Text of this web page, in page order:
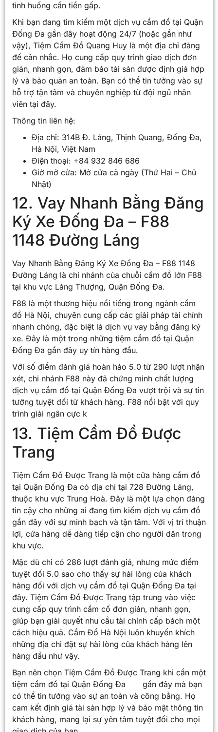
tình huống cần tiền gấp.
Khi bạn đang tìm kiếm một dịch vụ cầm đồ tại Quận
Đống Đa gần đây hoạt động 24/7 (hoặc gần như
vậy), Tiệm Cầm Đồ Quang Huy là một địa chỉ đáng
để cân nhắc. Họ cung cấp quy trình giao dịch đơn
giản, nhanh gọn, đảm bảo tài sản được định giá hợp
lý và bảo quản an toàn. Bạn có thể tin tưởng vào sự
hỗ trợ tận tâm và chuyên nghiệp từ đội ngũ nhân
viên tại đây.
Thông tin liên hệ:
Địa chỉ: 314B Đ. Láng, Thịnh Quang, Đống Đa,
Hà Nội, Việt Nam
Điện thoại: +84 932 846 686
Giờ mở cửa: Mở cửa cả ngày (Thứ Hai – Chủ
Nhật)
12. Vay Nhanh Bằng Đăng
Ký Xe Đống Đa – F88
1148 Đường Láng
Vay Nhanh Bằng Đăng Ký Xe Đống Đa – F88 1148
Đường Láng là chi nhánh của chuỗi cầm đồ lớn F88
tại khu vực Láng Thượng, Quận Đống Đa.
F88 là một thương hiệu nổi tiếng trong ngành cầm
đồ Hà Nội, chuyên cung cấp các giải pháp tài chính
nhanh chóng, đặc biệt là dịch vụ vay bằng đăng ký
xe. Đây là một trong những tiệm cầm đồ tại Quận
Đống Đa gần đây uy tín hàng đầu.
Với số điểm đánh giá hoàn hảo 5.0 từ 290 lượt nhận
xét, chi nhánh F88 này đã chứng minh chất lượng
dịch vụ cầm đồ tại Quận Đống Đa vượt trội và sự tin
tưởng tuyệt đối từ khách hàng. F88 nổi bật với quy
trình giải ngân cực k
13. Tiệm Cầm Đồ Được
Trang
Tiệm Cầm Đồ Được Trang là một cửa hàng cầm đồ
tại Quận Đống Đa có địa chỉ tại 728 Đường Láng,
thuộc khu vực Trung Hoà. Đây là một lựa chọn đáng
tin cậy cho những ai đang tìm kiếm dịch vụ cầm đồ
gần đây với sự minh bạch và tận tâm. Với vị trí thuận
lợi, cửa hàng dễ dàng tiếp cận cho người dân trong
khu vực.
Mặc dù chỉ có 286 lượt đánh giá, nhưng mức điểm
tuyệt đối 5.0 sao cho thấy sự hài lòng của khách
hàng đối với dịch vụ cầm đồ tại Quận Đống Đa tại
đây. Tiệm Cầm Đồ Được Trang tập trung vào việc
cung cấp quy trình cầm cố đơn giản, nhanh gọn,
giúp bạn giải quyết nhu cầu tài chính cấp bách một
cách hiệu quả. Cầm Đồ Hà Nội luôn khuyến khích
những địa chỉ đặt sự hài lòng của khách hàng lên
hàng đầu như vậy.
Bạn nên chọn Tiệm Cầm Đồ Được Trang khi cần một
tiệm cầm đồ tại Quận Đống Đa gần đây mà bạn
có thể tin tưởng vào sự an toàn và công bằng. Họ
cam kết định giá tài sản hợp lý và bảo mật thông tin
khách hàng, mang lại sự yên tâm tuyệt đối cho mọi